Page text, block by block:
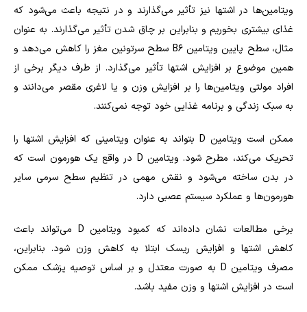
ویتامین‌ها در اشتها نیز تأثیر می‌گذارند و در نتیجه باعث می‌شود که
غذای بیشتری بخوریم و بنابراین بر چاق شدن تأثیر می‌گذارند. به عنوان
مثال، سطح پایین ویتامین B6 سطح سرتونین مغز را کاهش می‌دهد و
همین موضوع بر افزایش اشتها تأثیر می‌گذارد. از طرف دیگر برخی از
افراد مولتی ویتامین‌ها را بر افزایش وزن و یا لاغری مقصر می‌دانند و
به سبک زندگی و برنامه غذایی خود توجه نمی‌کنند.
ممکن است ویتامین D بتواند به عنوان ویتامینی که افزایش اشتها را
تحریک می‌کند، مطرح شود. ویتامین D در واقع یک هورمون است که
در بدن ساخته می‌شود و نقش مهمی در تنظیم سطح سرمی سایر
هورمون‌ها و عملکرد سیستم عصبی دارد.
برخی مطالعات نشان داده‌اند که کمبود ویتامین D می‌تواند باعث
کاهش اشتها و افزایش ریسک ابتلا به کاهش وزن شود. بنابراین،
مصرف ویتامین D به صورت معتدل و بر اساس توصیه پزشک ممکن
است در افزایش اشتها و وزن مفید باشد.